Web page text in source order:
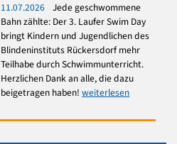
11.07.2026 Jede geschwommene
Bahn zählte: Der 3. Laufer Swim Day
bringt Kindern und Jugendlichen des
Blindeninstituts Rückersdorf mehr
Teilhabe durch Schwimmunterricht.
Herzlichen Dank an alle, die dazu
beigetragen haben!weiterlesen